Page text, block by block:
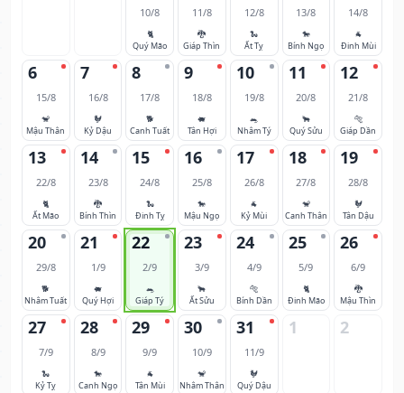
10/8
🐈
Quý Mão
11/8
🐉
Giáp Thìn
12/8
🐍
Ất Tỵ
13/8
🐎
Bính Ngọ
14/8
🐐
Đinh Mùi
6
15/8
🐒
Mậu Thân
7
16/8
🐓
Kỷ Dậu
8
17/8
🐕
Canh Tuất
9
18/8
🐖
Tân Hợi
10
19/8
🐀
Nhâm Tý
11
20/8
🐂
Quý Sửu
12
21/8
🐅
Giáp Dần
13
22/8
🐈
Ất Mão
14
23/8
🐉
Bính Thìn
15
24/8
🐍
Đinh Tỵ
16
25/8
🐎
Mậu Ngọ
17
26/8
🐐
Kỷ Mùi
18
27/8
🐒
Canh Thân
19
28/8
🐓
Tân Dậu
20
29/8
🐕
Nhâm Tuất
21
1/9
🐖
Quý Hợi
22
2/9
🐀
Giáp Tý
23
3/9
🐂
Ất Sửu
24
4/9
🐅
Bính Dần
25
5/9
🐈
Đinh Mão
26
6/9
🐉
Mậu Thìn
27
7/9
🐍
Kỷ Tỵ
28
8/9
🐎
Canh Ngọ
29
9/9
🐐
Tân Mùi
30
10/9
🐒
Nhâm Thân
31
11/9
🐓
Quý Dậu
1 2